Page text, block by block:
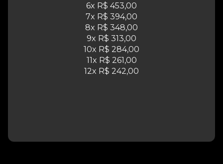
6x R$ 453,00
7x R$ 394,00
8x R$ 348,00
9x R$ 313,00
10x R$ 284,00
11x R$ 261,00
12x R$ 242,00